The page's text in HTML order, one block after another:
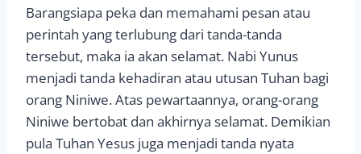
Barangsiapa peka dan memahami pesan atau
perintah yang terlubung dari tanda-tanda
tersebut, maka ia akan selamat. Nabi Yunus
menjadi tanda kehadiran atau utusan Tuhan bagi
orang Niniwe. Atas pewartaannya, orang-orang
Niniwe bertobat dan akhirnya selamat. Demikian
pula Tuhan Yesus juga menjadi tanda nyata